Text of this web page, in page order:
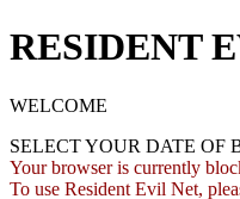
RESIDENT
WELCOME
SELECT YOUR DATE OF
Your browser is currently
To use Resident Evil Net,